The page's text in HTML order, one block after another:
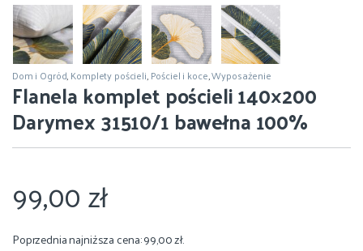
Dom i Ogród,Komplety pościeli,Pościel i koce,Wyposażenie
Flanela komplet pościeli 140×200
Darymex 31510/1 bawełna 100%
99,00zł
Poprzednia najniższa cena:99,00zł.